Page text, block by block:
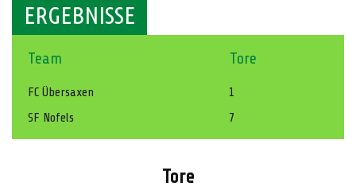
ERGEBNISSE
Team Tore
FC Übersaxen
1
SF Nofels
7
Tore